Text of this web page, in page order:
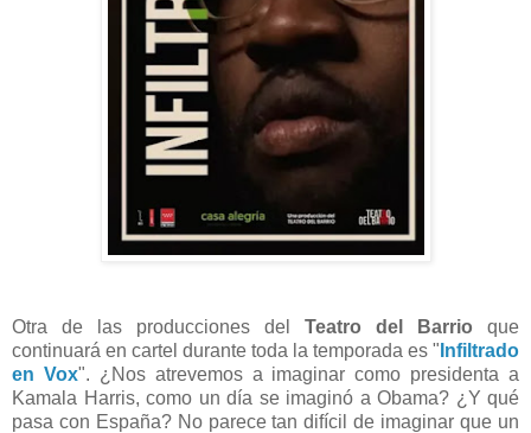
Otra de las producciones del Teatro del Barrio que
continuará en cartel durante toda la temporada es " Infiltrado
en Vox". ¿Nos atrevemos a imaginar como presidenta a
Kamala Harris, como un día se imaginó a Obama? ¿Y qué
pasa con España? No parece tan difícil de imaginar que un